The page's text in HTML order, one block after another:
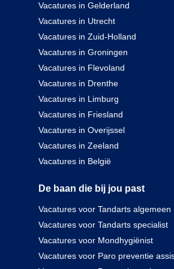
Vacatures in Gelderland
Vacatures in Utrecht
Vacatures in Zuid-Holland
Vacatures in Groningen
Vacatures in Flevoland
Vacatures in Drenthe
Vacatures in Limburg
Vacatures in Friesland
Vacatures in Overijssel
Vacatures in Zeeland
Vacatures in België
De baan die bij jou past
Vacatures voor Tandarts algemeen
Vacatures voor Tandarts specialist
Vacatures voor Mondhygiënist
Vacatures voor Paro preventie